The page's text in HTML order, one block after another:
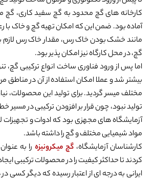
کارخانه های گچ محدود به گچ سفید کاری، گچ
آماده بود. ضمن این که امکان تهیه گچ و خاک
مانند خشک بودن خاک رس، مقدار خاک رس لازم
گچ، در محل کارگاه نیز امکان پذیر بود.
اما پس از ورود فناوری ساخت انواع ترکیبی گچ،
بیشتر شد و عملا امکان استفاده از آن در
مختلف میسر گردید. برای تولید این محصولات،
تولید نبود، چون قرار بر افزودن ترکیبی در مسیر خط
آزمایشگاه های مجهزی بود که ادوات و تجهیزات
مواد شیمیایی مختلف و گچ را داشته باشد.
کارشناسان آزمایشگاه، گچ میکرونیزه را به
کردند تا حداکثر کیفیت را در محصولات ترکیبی
ایرانی به درجه ای از اعتبار رسیده که دیگر کسی